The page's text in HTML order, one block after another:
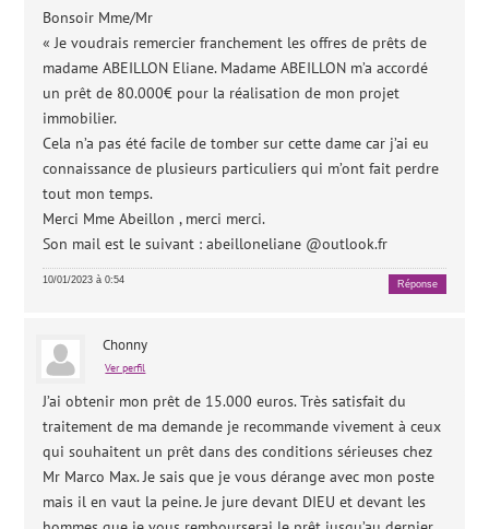
Bonsoir Mme/Mr
« Je voudrais remercier franchement les offres de prêts de
madame ABEILLON Eliane. Madame ABEILLON m’a accordé
un prêt de 80.000€ pour la réalisation de mon projet
immobilier.
Cela n’a pas été facile de tomber sur cette dame car j’ai eu
connaissance de plusieurs particuliers qui m’ont fait perdre
tout mon temps.
Merci Mme Abeillon , merci merci.
Son mail est le suivant : abeilloneliane @outlook.fr
10/01/2023 à 0:54 Réponse
Chonny
Ver perfil
J’ai obtenir mon prêt de 15.000 euros. Très satisfait du
traitement de ma demande je recommande vivement à ceux
qui souhaitent un prêt dans des conditions sérieuses chez
Mr Marco Max. Je sais que je vous dérange avec mon poste
mais il en vaut la peine. Je jure devant DIEU et devant les